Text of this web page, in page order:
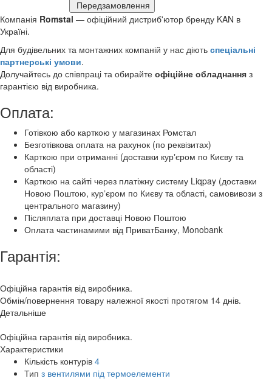
Передзамовлення
Компанія Romstal — офіційний дистриб'ютор бренду KAN в
Україні.
Для будівельних та монтажних компаній у нас діють спеціальні
партнерські умови.
Долучайтесь до співпраці та обирайте офіційне обладнання з
гарантією від виробника.
Оплата:
Готівкою або карткою у магазинах Ромстал
Безготівкова оплата на рахунок (по реквізитах)
Карткою при отриманні (доставки курʼєром по Києву та
області)
Карткою на сайті через платіжну систему Liqpay (доставки
Новою Поштою, курʼєром по Києву та області, самовивози з
центрального магазину)
Післяплата при доставці Новою Поштою
Оплата частинамими від ПриватБанку, Monobank
Гарантія:
Офіційна гарантія від виробника.
Обмін/повернення товару належної якості протягом 14 днів.
Детальніше
Офіційна гарантія від виробника.
Характеристики
Кількість контурів 4
Тип з вентилями під термоелементи